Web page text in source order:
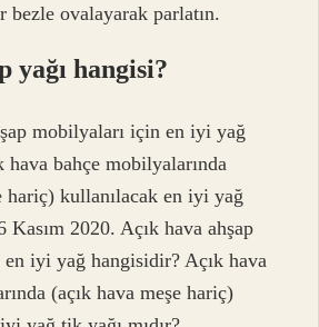
bezle ovalayarak parlatın.
yağı hangisi?
mobilyaları için en iyi yağ
hava bahçe mobilyalarında
hariç) kullanılacak en iyi yağ
Kasım 2020. Açık hava ahşap
iyi yağ hangisidir? Açık hava
(açık hava meşe hariç)